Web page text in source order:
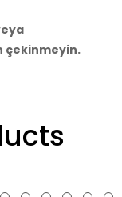
çekinmeyin.